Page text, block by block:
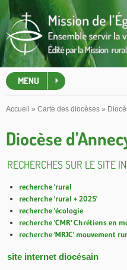
MENU
Accueil » Carte des diocèses »
Diocèse
RECHERCHES SUR LE SITE
recherche 'rural
recherche 'rural + 2025'
recherche 'écologie
recherche 'CMR' Chrétiens en
recherche 'MRJC' mouvement
site internet diocésain